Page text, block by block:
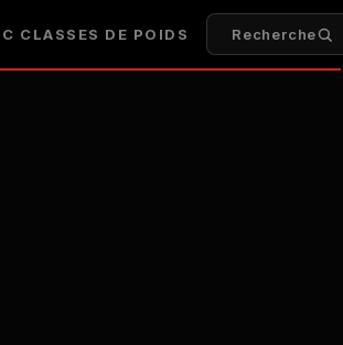
CLASSES DE POIDS Recherche